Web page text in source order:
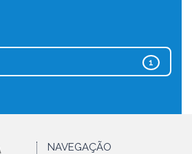
1
NAVEGAÇÃO